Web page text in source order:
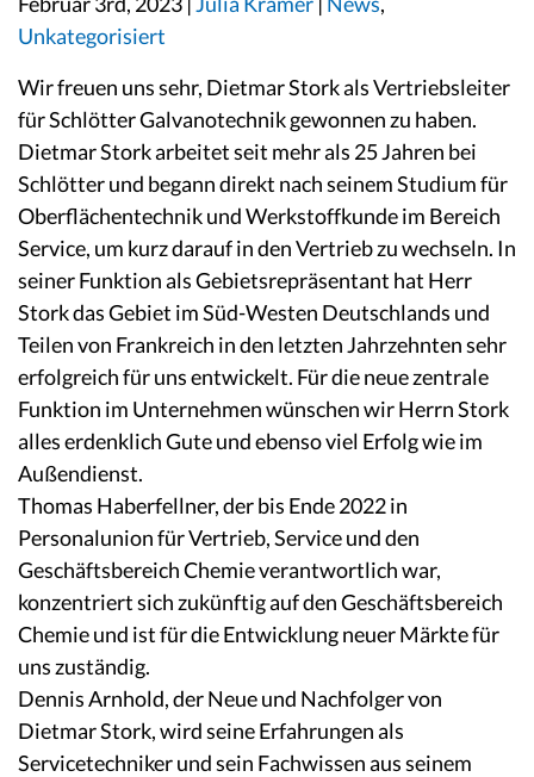
Unkategorisiert
Wir freuen uns sehr, Dietmar Stork als Vertriebsleiter
für Schlötter Galvanotechnik gewonnen zu haben.
Dietmar Stork arbeitet seit mehr als 25 Jahren bei
Schlötter und begann direkt nach seinem Studium für
Oberflächentechnik und Werkstoffkunde im Bereich
Service, um kurz darauf in den Vertrieb zu wechseln. In
seiner Funktion als Gebietsrepräsentant hat Herr
Stork das Gebiet im Süd-Westen Deutschlands und
Teilen von Frankreich in den letzten Jahrzehnten sehr
erfolgreich für uns entwickelt. Für die neue zentrale
Funktion im Unternehmen wünschen wir Herrn Stork
alles erdenklich Gute und ebenso viel Erfolg wie im
Außendienst.
Thomas Haberfellner, der bis Ende 2022 in
Personalunion für Vertrieb, Service und den
Geschäftsbereich Chemie verantwortlich war,
konzentriert sich zukünftig auf den Geschäftsbereich
Chemie und ist für die Entwicklung neuer Märkte für
uns zuständig.
Dennis Arnhold, der Neue und Nachfolger von
Dietmar Stork, wird seine Erfahrungen als
Servicetechniker und sein Fachwissen aus seinem